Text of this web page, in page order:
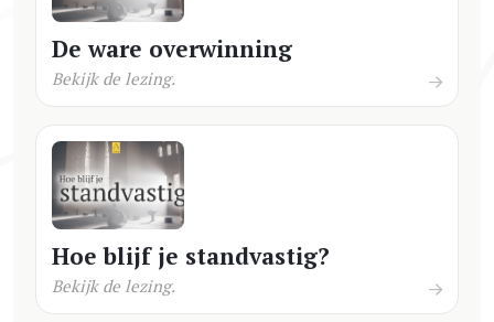
De ware overwinning
Bekijk de lezing.
Hoe blijf je standvastig?
Bekijk de lezing.